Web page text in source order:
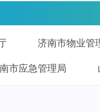
济南市物业管
市应急管理局